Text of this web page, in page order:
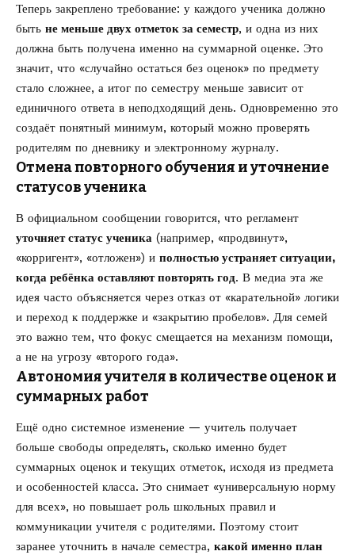
Теперь закреплено требование: у каждого ученика должно
быть не меньше двух отметок за семестр, и одна из них
должна быть получена именно на суммарной оценке. Это
значит, что «случайно остаться без оценок» по предмету
стало сложнее, а итог по семестру меньше зависит от
единичного ответа в неподходящий день. Одновременно это
создаёт понятный минимум, который можно проверять
родителям по дневнику и электронному журналу.
Отмена повторного обучения и уточнение
статусов ученика
В официальном сообщении говорится, что регламент
уточняет статус ученика (например, «продвинут»,
«корригент», «отложен») и полностью устраняет ситуации,
когда ребёнка оставляют повторять год. В медиа эта же
идея часто объясняется через отказ от «карательной» логики
и переход к поддержке и «закрытию пробелов». Для семей
это важно тем, что фокус смещается на механизм помощи,
а не на угрозу «второго года».
Автономия учителя в количестве оценок и
суммарных работ
Ещё одно системное изменение — учитель получает
больше свободы определять, сколько именно будет
суммарных оценок и текущих отметок, исходя из предмета
и особенностей класса. Это снимает «универсальную норму
для всех», но повышает роль школьных правил и
коммуникации учителя с родителями. Поэтому стоит
заранее уточнить в начале семестра, какой именно план